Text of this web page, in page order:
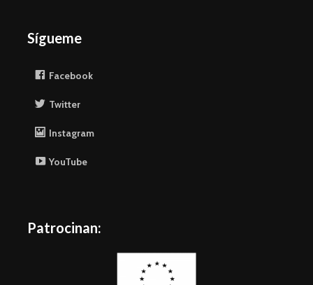
Sígueme
Facebook
Twitter
Instagram
YouTube
Patrocinan: